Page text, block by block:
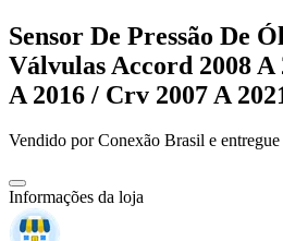
Sensor De Pressão De
Válvulas Accord 2008 A
A 2016 / Crv 2007 A
Vendido porConexão Brasil e
Informações da loja